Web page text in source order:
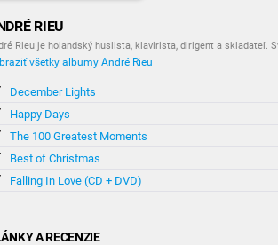
RIEU
Rieu je holandský huslista, klavirista, dirigent a skladateľ.
všetky albumy André Rieu
December Lights
Happy Days
The 100 Greatest Moments
Best of Christmas
Falling In Love (CD + DVD)
A RECENZIE